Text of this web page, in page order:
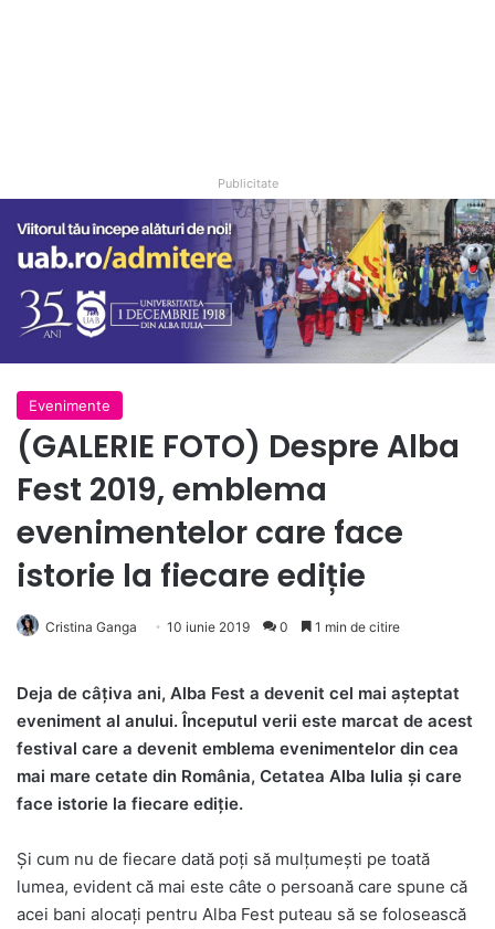
Publicitate
Evenimente
(GALERIE FOTO) Despre Alba
Fest 2019, emblema
evenimentelor care face
istorie la fiecare ediție
Cristina Ganga 10 iunie 2019 0 1 min de citire
Deja de câțiva ani, Alba Fest a devenit cel mai așteptat
eveniment al anului. Începutul verii este marcat de acest
festival care a devenit emblema evenimentelor din cea
mai mare cetate din România, Cetatea Alba Iulia și care
face istorie la fiecare ediție.
Și cum nu de fiecare dată poți să mulțumești pe toată
lumea, evident că mai este câte o persoană care spune că
acei bani alocați pentru Alba Fest puteau să se folosească